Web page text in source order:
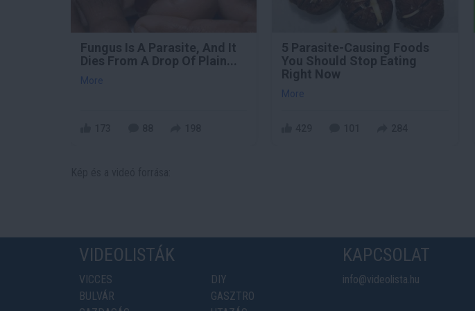
Fungus Is A Parasite, And It
Dies From A Drop Of Plain...
More
5 Parasite-Causing Foods
You Should Stop Eating
Right Now
More
VIDEOLISTÁK
VICCES
BULVÁR
DIY
GASZTRO
KAPCSOLAT
info@videolista.hu